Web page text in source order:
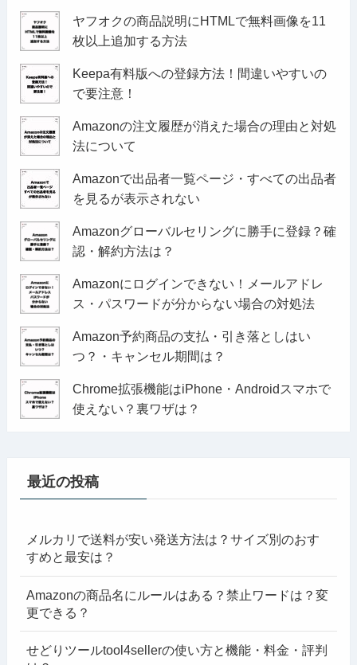
ヤフオクの商品説明にHTMLで無料画像を11
枚以上追加する方法
Keepa有料版への登録方法！間違いやすいの
で要注意！
Amazonの注文履歴が消えた場合の理由と対処
法について
Amazonで出品者一覧ページ・すべての出品者
を見るが表示されない
Amazonグローバルセリングに勝手に登録？確
認・解約方法は？
Amazonにログインできない！メールアドレ
ス・パスワードが分からない場合の対処法
Amazon予約商品の支払・引き落としはい
つ？・キャンセル期間は？
Chrome拡張機能はiPhone・Androidスマホで
使えない？裏ワザは？
最近の投稿
メルカリで送料が安い発送方法は？サイズ別のおす
すめと最安は？
Amazonの商品名にルールはある？禁止ワードは？変
更できる？
せどりツールtool4sellerの使い方と機能・料金・評判